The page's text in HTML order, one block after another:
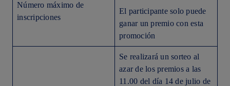
Número máximo de
inscripciones
El participante solo puede
ganar un premio con esta
promoción
Se realizará un sorteo al
azar de los premios a las
11.00 del día 14 de julio de